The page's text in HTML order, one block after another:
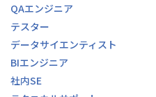
QAエンジニア
テスター
データサイエンティスト
BIエンジニア
社内SE